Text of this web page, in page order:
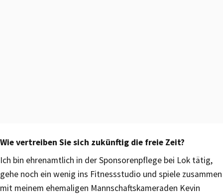
Wie vertreiben Sie sich zukünftig die freie Zeit?
Ich bin ehrenamtlich in der Sponsorenpflege bei Lok tätig,
gehe noch ein wenig ins Fitnessstudio und spiele zusammen
mit meinem ehemaligen Mannschaftskameraden Kevin